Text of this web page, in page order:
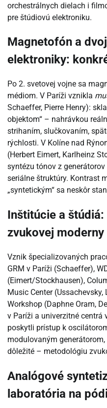
orchestrálnych dielach i
pre štúdiovú elektroniku.
Magnetofón a
elektroniky:
Po 2. svetovej vojne sa
médiom. V Paríži vznikla
Schaeffer, Pierre Henry):
objektom“ – nahrávkou
strihaním, slučkovaním,
rýchlosti. V Kolíne nad
(Herbert Eimert, Karlheinz
syntézu tónov z
seriálne štruktúry. Kontrast
„syntetickým“ sa neskôr
Inštitúcie a
zvukovej moderny
Vznik špecializovaných
GRM v Paríži (Schaeffer),
(Eimert/Stockhausen),
Music Center
Workshop (Daphne Oram,
v Paríži a univerzitné centrá
poskytli prístup k
modulovaným
dôležité – metodológiu
Analógové
laboratória na